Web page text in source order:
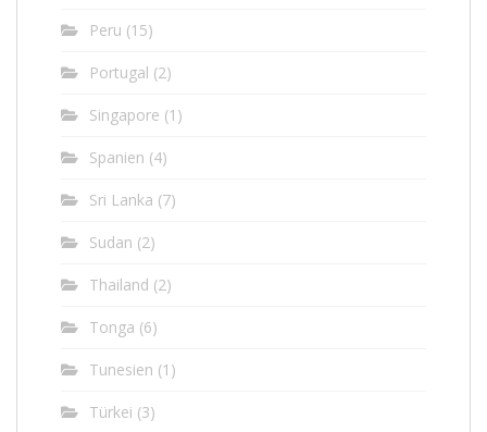
Peru (15)
Portugal (2)
Singapore (1)
Spanien (4)
Sri Lanka (7)
Sudan (2)
Thailand (2)
Tonga (6)
Tunesien (1)
Türkei (3)